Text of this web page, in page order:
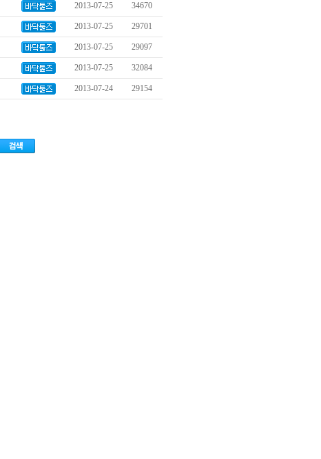
2013-07-25 34670
2013-07-25 29701
2013-07-25 29097
2013-07-25 32084
2013-07-24 29154